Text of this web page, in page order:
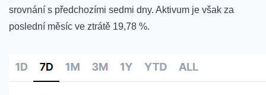
srovnání s předchozími sedmi dny. Aktivum je však za
poslední měsíc ve ztrátě 19,78 %.